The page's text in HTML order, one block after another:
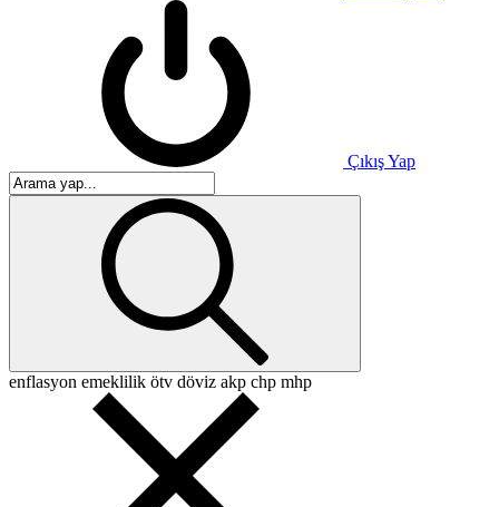
Çıkış Yap
enflasyon emeklilik ötv döviz akp chp mhp